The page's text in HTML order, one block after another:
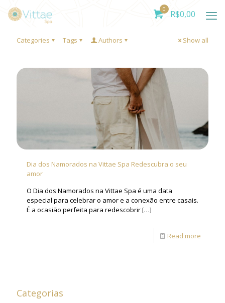
0 R$0,00
Categories Tags Authors Show all
Dia dos Namorados na Vittae Spa Redescubra o seu
amor
O Dia dos Namorados na Vittae Spa é uma data
especial para celebrar o amor e a conexão entre casais.
É a ocasião perfeita para redescobrir[…]
Read more
Categorias